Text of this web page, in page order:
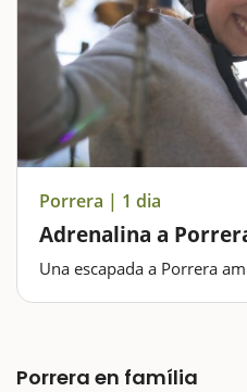
Porrera | 1 dia
Adrenalina a
Una escapada a Porrera
Altes, on no només els
Porrera en família